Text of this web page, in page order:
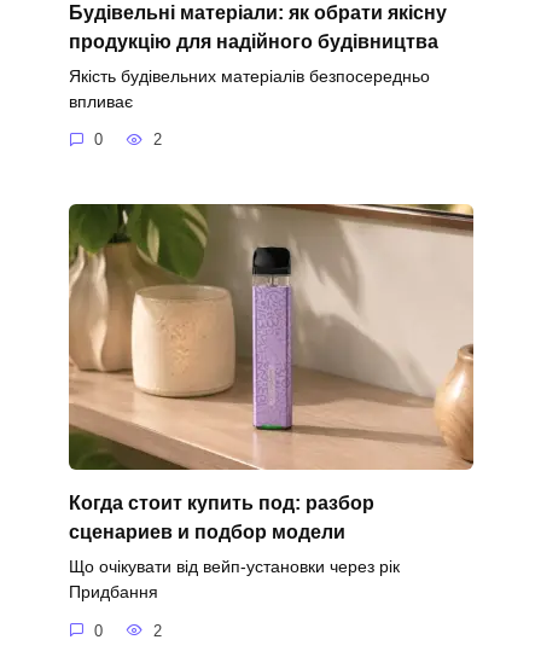
Будівельні матеріали: як обрати якісну
продукцію для надійного будівництва
Якість будівельних матеріалів безпосередньо
впливає
0 2
Когда стоит купить под: разбор
сценариев и подбор модели
Що очікувати від вейп-установки через рік
Придбання
0 2